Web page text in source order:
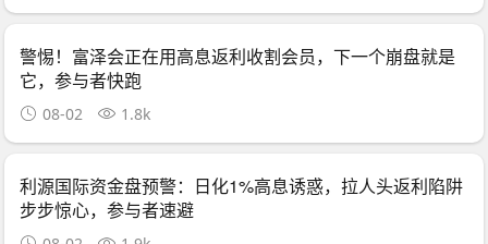
警惕！富泽会正在用高息返利收割会员，下一个崩盘就是
它，参与者快跑
08-02 1.8k
利源国际资金盘预警：日化1%高息诱惑，拉人头返利陷阱
步步惊心，参与者速避